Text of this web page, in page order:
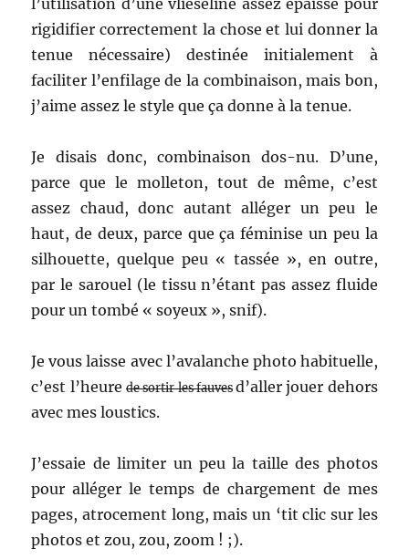
l’utilisation d’une vlieseline assez épaisse pour
rigidifier correctement la chose et lui donner la
tenue nécessaire) destinée initialement à
faciliter l’enfilage de la combinaison, mais bon,
j’aime assez le style que ça donne à la tenue.
Je disais donc, combinaison dos-nu. D’une,
parce que le molleton, tout de même, c’est
assez chaud, donc autant alléger un peu le
haut, de deux, parce que ça féminise un peu la
silhouette, quelque peu « tassée », en outre,
par le sarouel (le tissu n’étant pas assez fluide
pour un tombé « soyeux », snif).
Je vous laisse avec l’avalanche photo habituelle,
c’est l’heure de sortir les fauves d’aller jouer dehors
avec mes loustics.
J’essaie de limiter un peu la taille des photos
pour alléger le temps de chargement de mes
pages, atrocement long, mais un ‘tit clic sur les
photos et zou, zou, zoom ! ;).